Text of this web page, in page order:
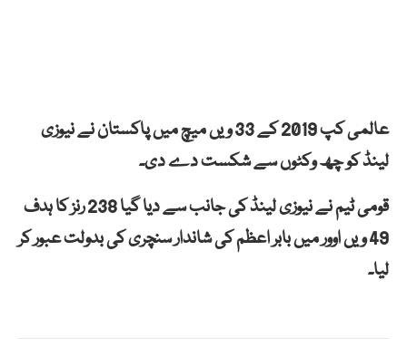
عالمی کپ 2019 کے 33 ویں میچ میں پاکستان نے نیوزی
لینڈ کو چھ وکٹوں سے شکست دے دی۔
قومی ٹیم نے نیوزی لینڈ کی جانب سے دیا گیا 238 رنز کا ہدف
49 ویں اوور میں بابر اعظم کی شاندار سنچری کی بدولت عبور کر
لیا۔